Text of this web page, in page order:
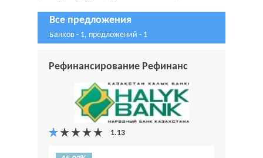
Все предложения
Банков - 1, предложений - 1
Рефинансирование Рефинанс